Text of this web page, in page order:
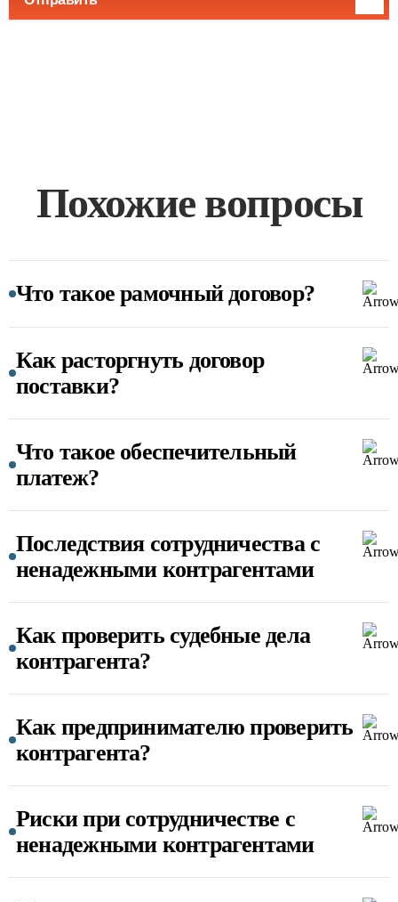
Похожие вопросы
Что такое рамочный договор?
Как расторгнуть договор
поставки?
Что такое обеспечительный
платеж?
Последствия сотрудничества с
ненадежными контрагентами
Как проверить судебные дела
контрагента?
Как предпринимателю проверить
контрагента?
Риски при сотрудничестве с
ненадежными контрагентами